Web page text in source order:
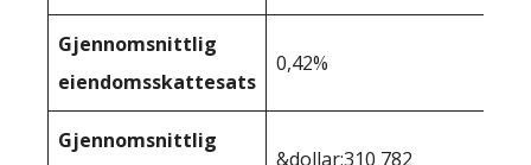
Gjennomsnittlig
eiendomsskattesats
0,42%
Gjennomsnittlig
&dollar;310 782